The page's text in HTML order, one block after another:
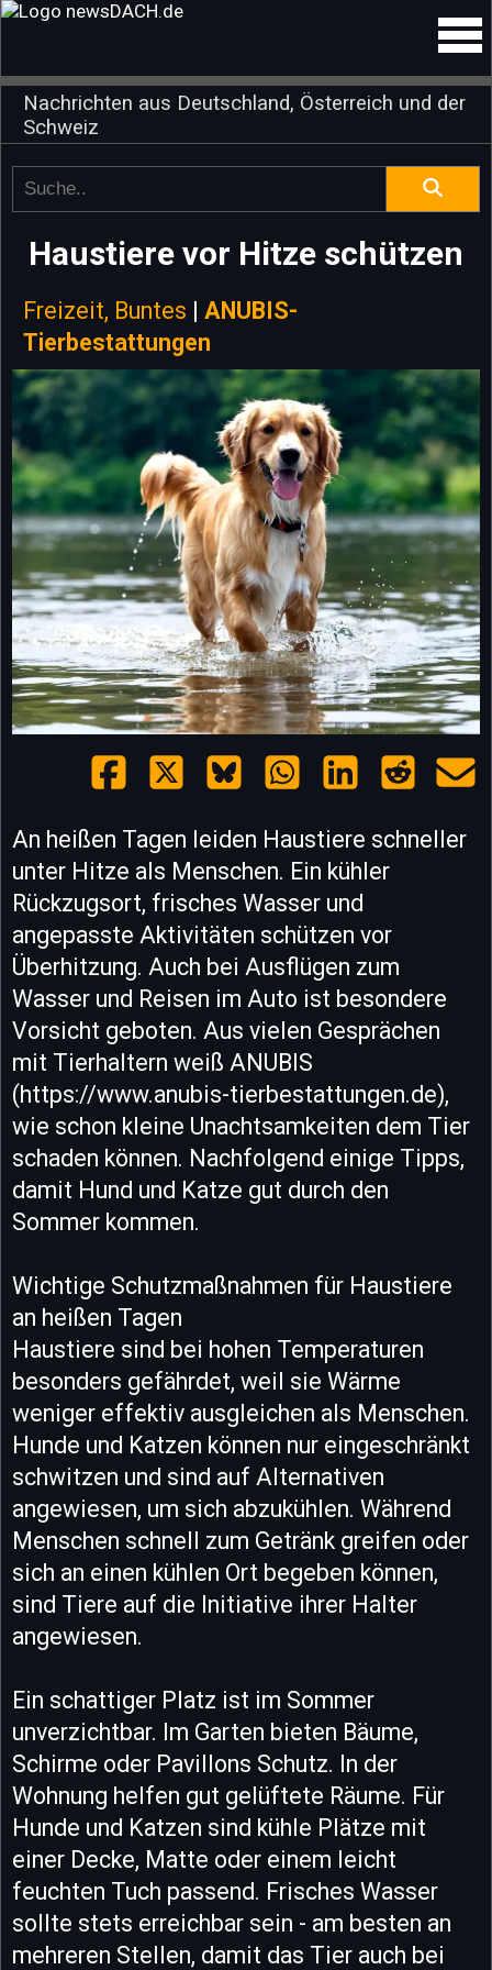
Nachrichten aus Deutschland, Österreich und der
Schweiz
Haustiere vor Hitze schützen
Freizeit, Buntes | ANUBIS-
Tierbestattungen
An heißen Tagen leiden Haustiere schneller
unter Hitze als Menschen. Ein kühler
Rückzugsort, frisches Wasser und
angepasste Aktivitäten schützen vor
Überhitzung. Auch bei Ausflügen zum
Wasser und Reisen im Auto ist besondere
Vorsicht geboten. Aus vielen Gesprächen
mit Tierhaltern weiß ANUBIS
(https://www.anubis-tierbestattungen.de),
wie schon kleine Unachtsamkeiten dem Tier
schaden können. Nachfolgend einige Tipps,
damit Hund und Katze gut durch den
Sommer kommen.
Wichtige Schutzmaßnahmen für Haustiere
an heißen Tagen
Haustiere sind bei hohen Temperaturen
besonders gefährdet, weil sie Wärme
weniger effektiv ausgleichen als Menschen.
Hunde und Katzen können nur eingeschränkt
schwitzen und sind auf Alternativen
angewiesen, um sich abzukühlen. Während
Menschen schnell zum Getränk greifen oder
sich an einen kühlen Ort begeben können,
sind Tiere auf die Initiative ihrer Halter
angewiesen.
Ein schattiger Platz ist im Sommer
unverzichtbar. Im Garten bieten Bäume,
Schirme oder Pavillons Schutz. In der
Wohnung helfen gut gelüftete Räume. Für
Hunde und Katzen sind kühle Plätze mit
einer Decke, Matte oder einem leicht
feuchten Tuch passend. Frisches Wasser
sollte stets erreichbar sein - am besten an
mehreren Stellen, damit das Tier auch bei